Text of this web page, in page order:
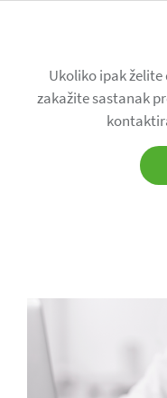
Ukoliko ipak
zakažite sastanak